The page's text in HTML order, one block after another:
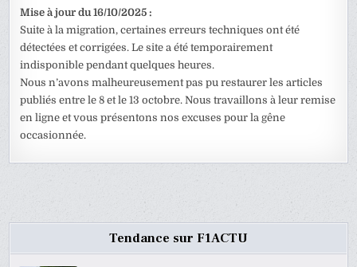
Mise à jour du 16/10/2025 :
Suite à la migration, certaines erreurs techniques ont été
détectées et corrigées. Le site a été temporairement
indisponible pendant quelques heures.
Nous n’avons malheureusement pas pu restaurer les articles
publiés entre le 8 et le 13 octobre. Nous travaillons à leur remise
en ligne et vous présentons nos excuses pour la gêne
occasionnée.
Tendance sur F1ACTU